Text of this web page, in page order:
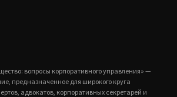
вопросы корпоративного управления» —
предназначенное для широкого круга
адвокатов, корпоративных секретарей и